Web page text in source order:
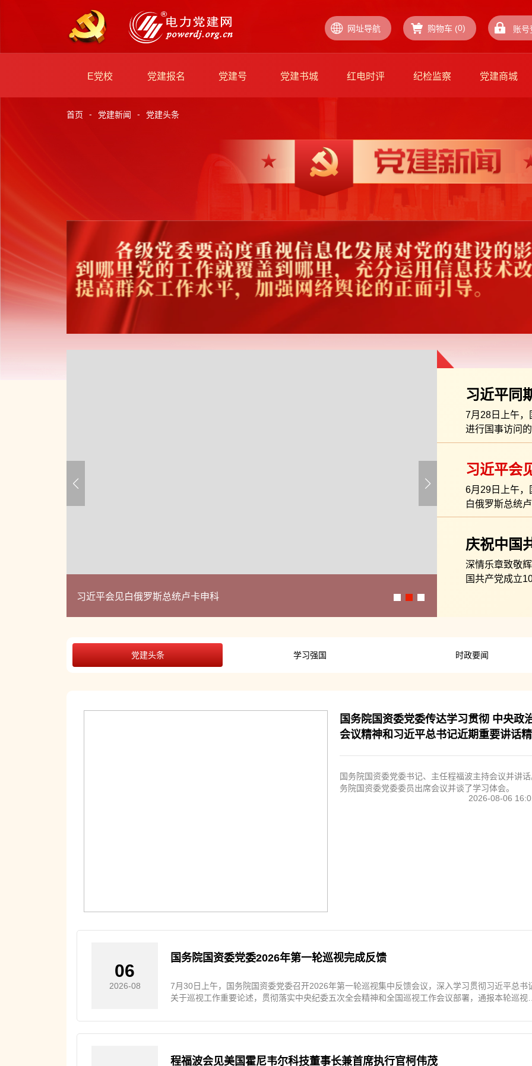
网址导航 购物车 (0) 账号
E党校 党建报名 党建号 党建书城 红电时评 纪检监察 党建商城
首页 - 党建新闻 - 党建头条
习近平会见白俄罗斯总统卢卡申科
习近平同
谈
7月28日上午，
进行国事访问
习近平会
6月29日上午，
白俄罗斯总统卢
庆祝中国
《人民至
深情乐章致敬
国共产党成立
党建头条 学习强国 时政要闻
国务院国资委党委传达学习贯彻 中央政
会议精神和习近平总书记近期重要讲话
国务院国资委党委书记、主任程福波主持会议并讲话
务院国资委党委委员出席会议并谈了学习体会。
2026-08-06
06
2026-08
国务院国资委党委2026年第一轮巡视完成反馈
7月30日上午，国务院国资委党委召开2026年第一轮巡视集中反馈会议，深入学习贯彻习近平总书
关于巡视工作重要论述，贯彻落实中央纪委五次全会精神和全国巡视工作会议部署，通报本轮巡视发
程福波会见美国霍尼韦尔科技董事长兼首席执行官柯伟茂